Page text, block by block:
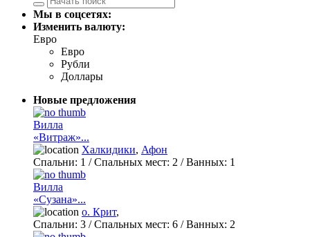
Мы в соцсетях:
Изменить валюту:
Евро
Евро
Рубли
Доллары
Новые предложения
Вилла
«Витраж»...
Халкидики, Афон
Спальни: 1 / Спальных мест: 2 /Ванных: 1
Вилла
«Сузана»...
о. Крит,
Спальни: 3 / Спальных мест: 6 /Ванных: 2